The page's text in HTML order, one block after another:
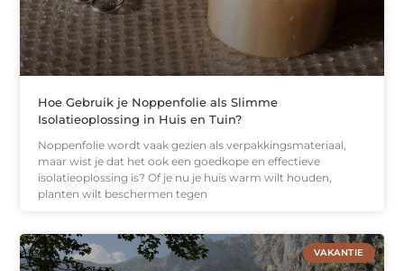
Hoe Gebruik je Noppenfolie als Slimme
Isolatieoplossing in Huis en Tuin?
Noppenfolie wordt vaak gezien als verpakkingsmateriaal,
maar wist je dat het ook een goedkope en effectieve
isolatieoplossing is? Of je nu je huis warm wilt houden,
planten wilt beschermen tegen
VAKANTIE